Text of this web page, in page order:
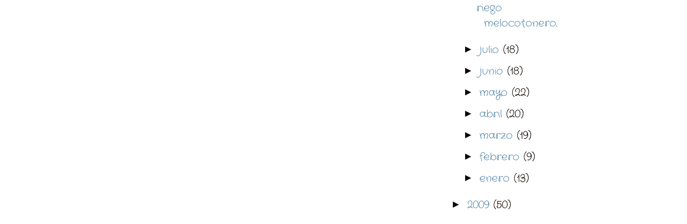
riego
melocotonero.
► julio (18)
► junio (18)
► mayo (22)
► abril (20)
► marzo (19)
► febrero (9)
► enero (13)
► 2009 (50)